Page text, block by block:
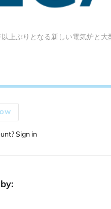
上ぶりとなる新しい電気炉と大
Sign in